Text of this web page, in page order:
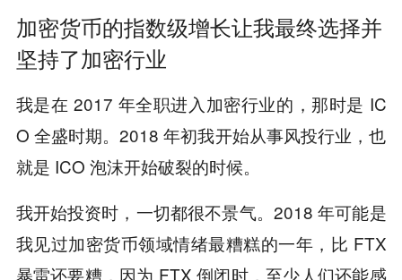
加密货币的指数级增长让我最终选择并
坚持了加密行业
我是在 2017 年全职进入加密行业的，那时是 IC
O 全盛时期。2018 年初我开始从事风投行业，也
就是 ICO 泡沫开始破裂的时候。
我开始投资时，一切都很不景气。2018 年可能是
我见过加密货币领域情绪最糟糕的一年，比 FTX
暴雷还要糟，因为 FTX 倒闭时，至少人们还能感